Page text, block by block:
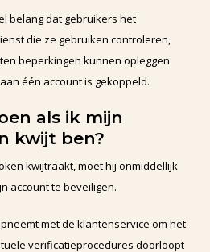
belang dat gebruikers het
die ze gebruiken controleren,
beperkingen kunnen opleggen
één account is gekoppeld.
als ik mijn
kwijt ben?
kwijtraakt, moet hij onmiddellijk
account te beveiligen.
met de klantenservice om het
verificatieprocedures doorloopt